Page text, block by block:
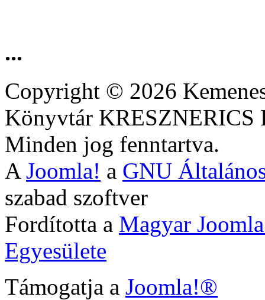
...
Copyright © 2026
Könyvtár
Minden jog fenntartva.
A Joomla! a GNU
szabad szoftver
Fordította a Magyar
Egyesülete
Támogatja a Joomla!®